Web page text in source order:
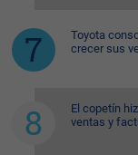
Toyota
crecer sus
El copetín
ventas y